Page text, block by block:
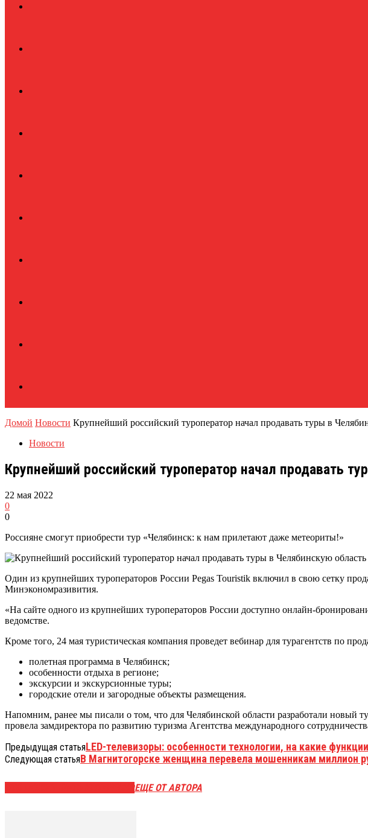
Домой Новости Крупнейший российский туроператор начал продавать туры в
Новости
Крупнейший российский туроператор начал продавать
22 мая 2022
0
0
Россияне смогут приобрести тур «Челябинск: к нам прилетают даже метеориты!»
Один из крупнейших туроператоров России Pegas Touristik включил в свою сетку
Минэкономразивития.
«На сайте одного из крупнейших туроператоров России доступно онлайн-
ведомстве.
Кроме того, 24 мая туристическая компания проведет вебинар для турагентств по
полетная программа в Челябинск;
особенности отдыха в регионе;
экскурсии и экскурсионные туры;
городские отели и загородные объекты размещения.
Напомним, ранее мы писали о том, что для Челябинской области разработали новый
провела замдиректора по развитию туризма Агентства международного
Предыдущая статьяLED-телевизоры: особенности технологии, на какие
Следующая статьяВ Магнитогорске женщина перевела мошенникам миллион
ЕЩЕ ОТ АВТОРА